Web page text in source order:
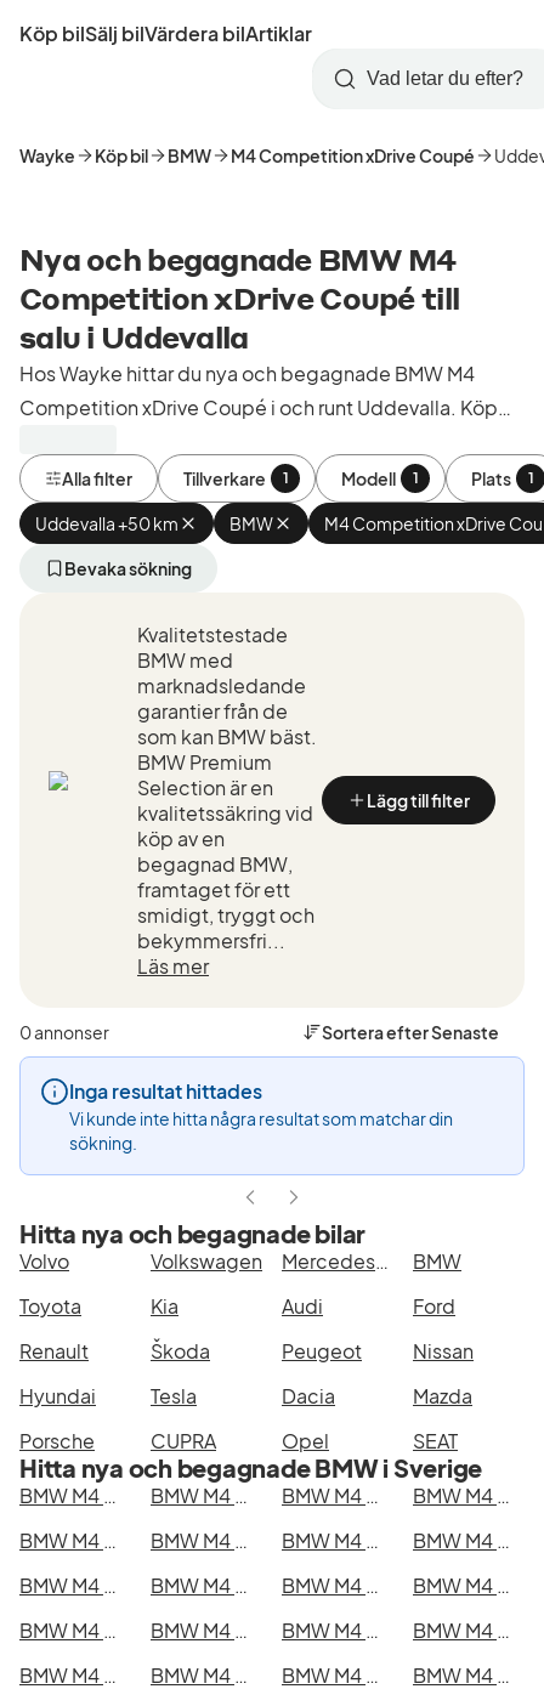
till
Startsida
Köp bilSälj bilVärdera bilArtiklar
Skapa
konto
Logga
in
Sök
Wayke Köp bil BMW M4 Competition xDrive Coupé
Nya och begagnade BMW M4
Competition xDrive Coupé till
salu i Uddevalla
Hos Wayke hittar du nya och begagnade BMW M4
Competition xDrive Coupé i och runt Uddevalla. Köp
Sverige.Alla filter Tillverkare 1 Modell 1 Plats 1
Uddevalla +50 km Ta
bort
aktivt
+50
km
(Plats)
BMW Ta
bort
(Tillverkare)
M4 Competition xDrive
Bevaka sökning
Kvalitetstestade
BMW med
marknadsledande
garantier från de
som kan BMW bäst.
BMW Premium
Selection är en
kvalitetssäkring vid
köp av en
begagnad BMW,
framtaget för ett
smidigt, tryggt och
bekymmersfri...
Läs mer
Lägg till filter
0 annonser Sortera efterSenaste
Inga resultat hittades
Vi kunde inte hitta några resultat som matchar din
sökning.
Hitta nya och begagnade bilar
Volvo Volkswagen Mercedes-Benz
BMW
Toyota
Kia Audi
Ford
Renault
Škoda Peugeot
Nissan
Hyundai
Tesla Dacia
Mazda
Porsche
CUPRA Opel SEAT
Hitta nya och begagnade BMW i Sverige
BMW M4 Competition xDrive Coupé i Stockholm BMW M4 Competition xDrive Coupé i Göteborg BMW M4 Competition xDrive Coupé i Helsingborg
BMW M4 Competition xDrive Coupé i Jönköping
BMW M4 Competition xDrive Coupé i Malmö
BMW M4 Competition xDrive Coupé i Örebro BMW M4 Competition xDrive Coupé i Norrköping
BMW M4 Competition xDrive Coupé i Linköping
BMW M4 Competition xDrive Coupé i Uppsala
BMW M4 Competition xDrive Coupé i Västerås BMW M4 Competition xDrive Coupé i Halmstad
BMW M4 Competition xDrive Coupé i Växjö
BMW M4 Competition xDrive Coupé i Eskilstuna
BMW M4 Competition xDrive Coupé i Kalmar BMW M4 Competition xDrive Coupé i Karlskrona
BMW M4 Competition xDrive Coupé i Karlstad
BMW M4 Competition xDrive Coupé i Kristianstad
BMW M4 Competition xDrive Coupé i Sundsvall BMW M4 Competition xDrive Coupé i Umeå
BMW M4 Competition xDrive Coupé i Varberg